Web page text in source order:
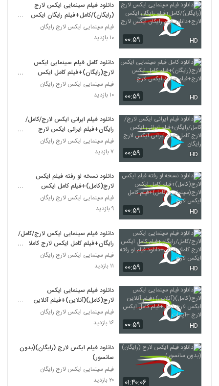
۰۰:۵۹ HD
دانلود فیلم سینمایی ایکس لارج
(رایگان)/کامل+فیلم رایگان ایکس
لارج+دانلود فیلم رایگان ایکس لارج
فیلم سینمایی ایکس لارج رایگان
۱۰ بازدید
۰۰:۵۹ HD
دانلود کامل فیلم سینمایی ایکس
لارج(رایگان)+فیلم کامل ایکس
لارج+فیلم جدید ایکس لارج
فیلم سینمایی ایکس لارج رایگان
۱۰ بازدید
۰۰:۵۹ HD
دانلود فیلم ایرانی ایکس لارج/کامل/
رایگان+فیلم ایرانی ایکس لارج
کامل+فیلم ایرانی ایکس لارج رایگان
فیلم سینمایی ایکس لارج رایگان
۷ بازدید
۰۰:۵۹ HD
دانلود نسخه لو رفته فیلم ایکس
لارج(کامل)+فیلم کامل ایکس
لارج(سینمایی+کامل)+فیلم کامل
ایکس لارج
فیلم سینمایی ایکس لارج رایگان
۹ بازدید
۰۰:۵۹ HD
دانلود فیلم سینمایی ایکس لارج/کامل/
رایگان+فیلم کامل ایکس لارج کاملا
رایگان+دانلود فیلم لو رفته ایکس لارج
فیلم سینمایی ایکس لارج رایگان
۱۱ بازدید
۰۰:۵۹ HD
دانلود فیلم سینمایی ایکس
لارج(کامل)(آنلاین)+فیلم آنلاین
ایکس لارج کامل+فیلم کامل ایکس
لارج +آپارات
فیلم سینمایی ایکس لارج رایگان
۱۶ بازدید
۰۱:۴۰:۰۶
دانلود فیلم ایکس لارج (رایگان)(بدون
سانسور)
فیلم سینمایی ایکس لارج رایگان
۲۰ بازدید